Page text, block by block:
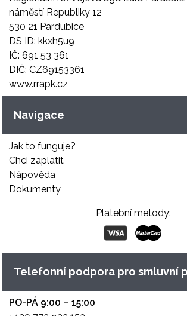
náměstí Republiky 12
530 21 Pardubice
DS ID: kkxh5u9
IČ: 691 53 361
DIČ: CZ69153361
www.rrapk.cz
Navigace
Jak to funguje?
Chci zaplatit
Nápověda
Dokumenty
Platební metody:
Telefonní podpora pro smluvní
PO-PÁ 9:00 – 15:00